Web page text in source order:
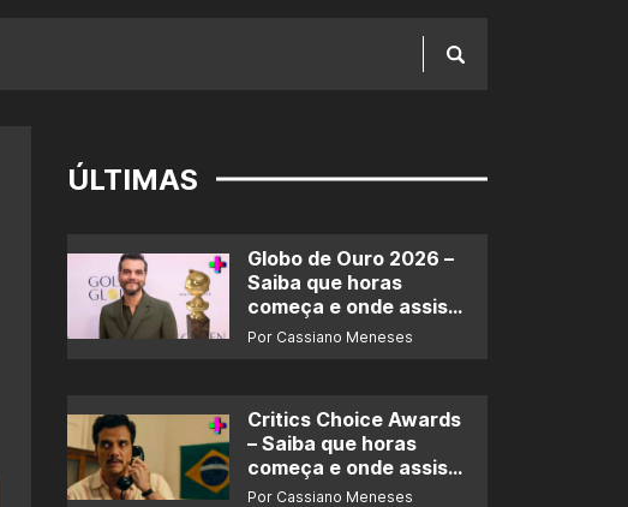
ÚLTIMAS
Globo de Ouro 2026 –
Saiba que horas
começa e onde assistir
ao prêmio
Por Cassiano Meneses
Critics Choice Awards
– Saiba que horas
começa e onde assistir
ao prêmio
Por Cassiano Meneses